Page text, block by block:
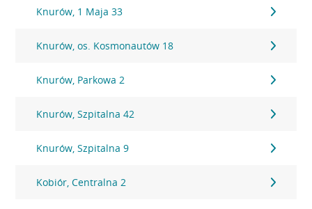
Knurów, 1 Maja 33
Knurów, os. Kosmonautów 18
Knurów, Parkowa 2
Knurów, Szpitalna 42
Knurów, Szpitalna 9
Kobiór, Centralna 2